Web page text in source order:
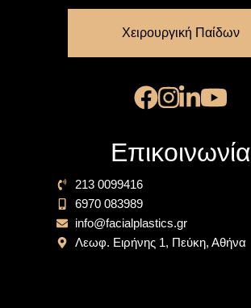
Χειρουργική Παίδων
Επικοινωνία
213 0099416
6970 083989
info@facialplastics.gr
Λεωφ. Ειρήνης 1, Πεύκη, Αθήνα